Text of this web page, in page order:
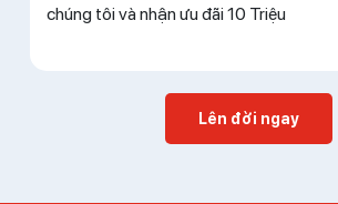
chúng tôi và nhận ưu đãi 10 Triệu
Lên đời ngay